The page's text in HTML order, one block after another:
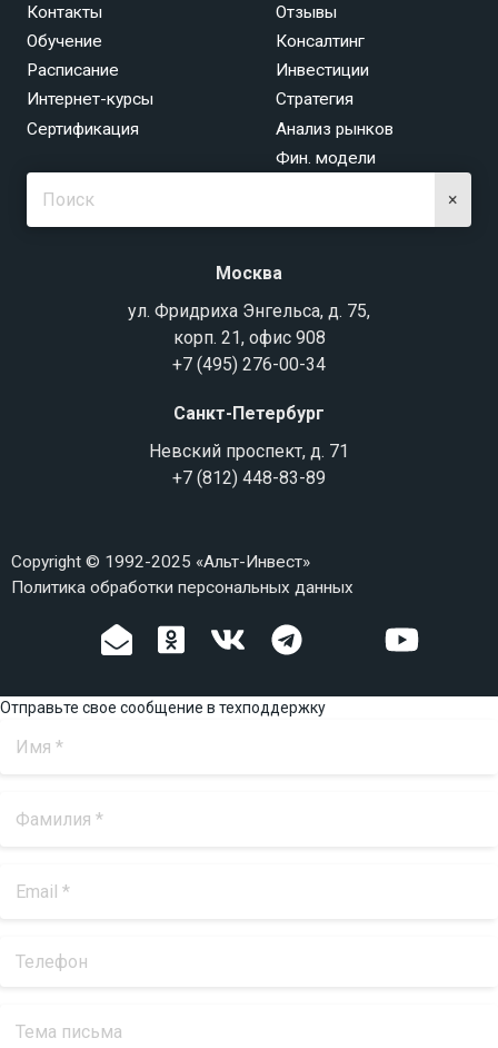
Контакты
Отзывы
Обучение
Расписание
Интернет-курсы
Сертификация
Консалтинг
Инвестиции
Стратегия
Анализ рынков
Фин. модели
×
Москва
ул. Фридриха Энгельса, д. 75,
корп. 21, офис 908
+7 (495) 276-00-34
Санкт-Петербург
Невский проспект, д. 71
+7 (812) 448-83-89
Copyright © 1992-2025 «Альт-Инвест»
Политика обработки персональных данных
Отправьте свое сообщение в техподдержку